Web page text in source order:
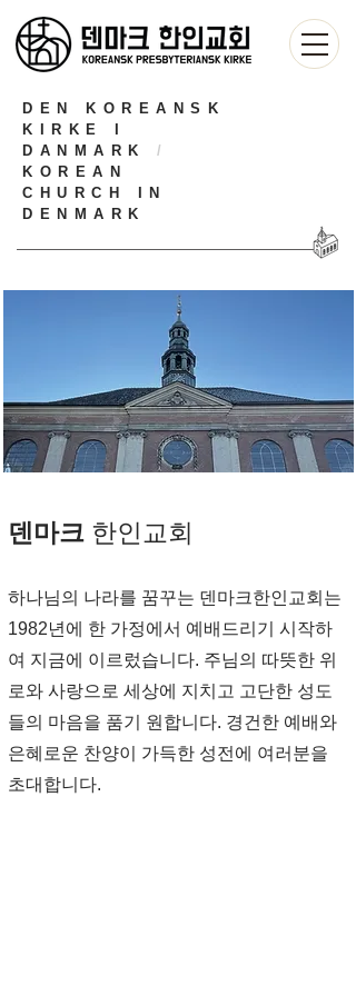
DEN KOREANSK
KIRKE I
DANMARK /
KOREAN
CHURCH IN
DENMARK
덴마크 한인교회
하나님의 나라를 꿈꾸는 덴마크한인교회는
1982년에 한 가정에서 예배드리기 시작하
여 지금에 이르렀습니다. 주님의 따뜻한 위
로와 사랑으로 세상에 지치고 고단한 성도
들의 마음을 품기 원합니다. 경건한 예배와
은혜로운 찬양이 가득한 성전에 여러분을
초대합니다.